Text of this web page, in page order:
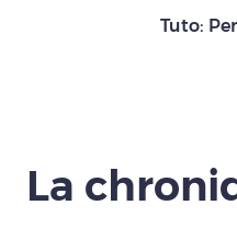
Tuto:
La